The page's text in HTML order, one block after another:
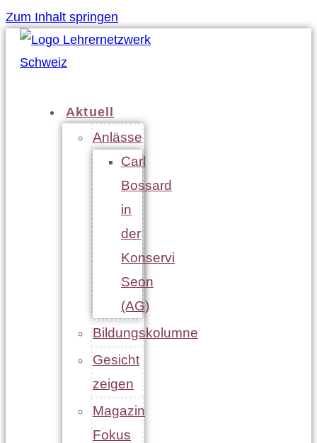
Zum Inhalt springen
Aktuell
Anlässe
Carl
Bossard
in
der
Konservi
Seon
(AG)
Bildungskolumne
Gesicht
zeigen
Magazin
Fokus